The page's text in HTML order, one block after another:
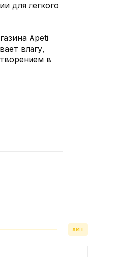
для легкого
Аpeti
влагу,
в
ХИТ